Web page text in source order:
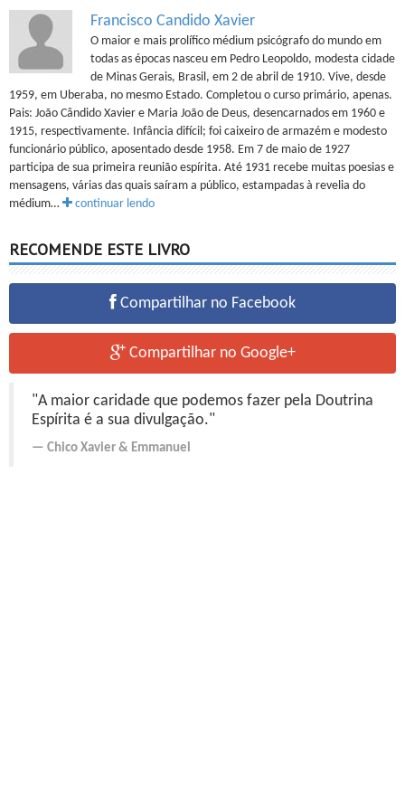
Francisco Candido Xavier
O maior e mais prolífico médium psicógrafo do mundo em
todas as épocas nasceu em Pedro Leopoldo, modesta cidade
de Minas Gerais, Brasil, em 2 de abril de 1910. Vive, desde
1959, em Uberaba, no mesmo Estado. Completou o curso primário, apenas.
Pais: João Cândido Xavier e Maria João de Deus, desencarnados em 1960 e
1915, respectivamente. Infância difícil; foi caixeiro de armazém e modesto
funcionário público, aposentado desde 1958. Em 7 de maio de 1927
participa de sua primeira reunião espírita. Até 1931 recebe muitas poesias e
mensagens, várias das quais saíram a público, estampadas à revelia do
médium…
continuar lendo
RECOMENDE ESTE LIVRO
Compartilhar no Facebook
Compartilhar no Google+
"A maior caridade que podemos fazer pela Doutrina
Espírita é a sua divulgação."
Chico Xavier & Emmanuel